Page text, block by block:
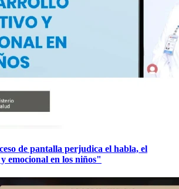
de pantalla perjudica el habla, el
emocional en los niños"